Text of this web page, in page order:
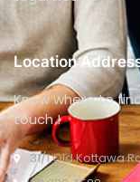
Location
Know where to
touch !
31/1 Old Kottawa